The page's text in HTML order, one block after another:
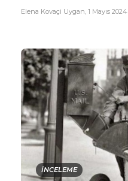
Elena Kovaçi Uygan 1 Mayıs 2024
İNCELEME